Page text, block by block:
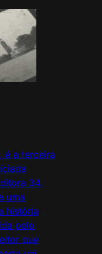
é a terceira
34,
uma
história
pelo
que